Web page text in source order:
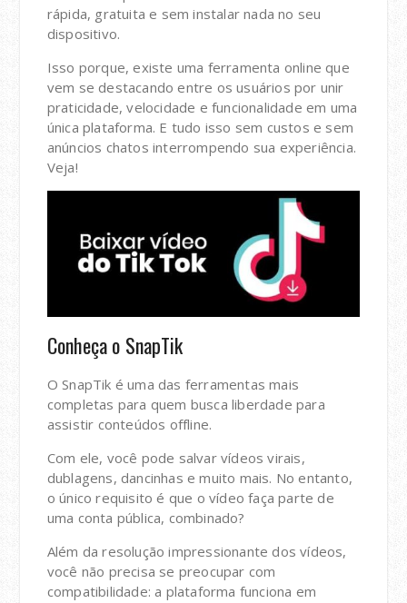
rápida, gratuita e sem instalar nada no seu
dispositivo.
Isso porque, existe uma ferramenta online que
vem se destacando entre os usuários por unir
praticidade, velocidade e funcionalidade em uma
única plataforma. E tudo isso sem custos e sem
anúncios chatos interrompendo sua experiência.
Veja!
Conheça o SnapTik
O SnapTik é uma das ferramentas mais
completas para quem busca liberdade para
assistir conteúdos offline.
Com ele, você pode salvar vídeos virais,
dublagens, dancinhas e muito mais. No entanto,
o único requisito é que o vídeo faça parte de
uma conta pública, combinado?
Além da resolução impressionante dos vídeos,
você não precisa se preocupar com
compatibilidade: a plataforma funciona em